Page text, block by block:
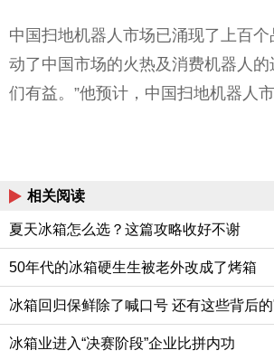
中国扫地机器人市场已涌现了上百
动了中国市场的火热及消费机器人
们有益。”他预计，中国扫地机器人
相关阅读
夏天冰箱怎么选？这篇攻略收好不谢
50年代的冰箱硬生生被老外改成了烤箱
冰箱回归保鲜除了喊口号 还有这些背后
冰箱业进入“决赛阶段”企业比拼内功